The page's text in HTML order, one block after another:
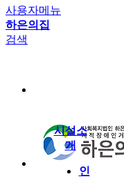
사용자메뉴
하은의집
검색
시설소
개
인